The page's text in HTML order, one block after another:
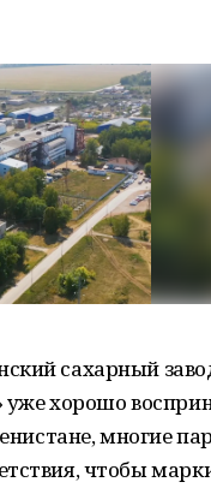
сахарный
уже хорошо
многие
чтобы